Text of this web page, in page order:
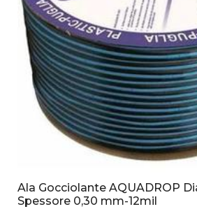
Ala Gocciolante AQUADROP
Spessore 0,30 mm-12mil